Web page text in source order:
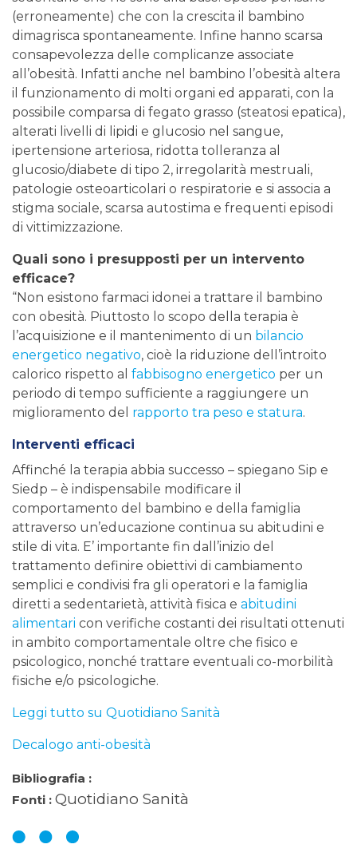
(erroneamente) che con la crescita il bambino
dimagrisca spontaneamente. Infine hanno scarsa
consapevolezza delle complicanze associate
all’obesità. Infatti anche nel bambino l’obesità altera
il funzionamento di molti organi ed apparati, con la
possibile comparsa di fegato grasso (steatosi epatica),
alterati livelli di lipidi e glucosio nel sangue,
ipertensione arteriosa, ridotta tolleranza al
glucosio/diabete di tipo 2, irregolarità mestruali,
patologie osteoarticolari o respiratorie e si associa a
stigma sociale, scarsa autostima e frequenti episodi
di vittimizzazione.
Quali sono i presupposti per un intervento
efficace?
“Non esistono farmaci idonei a trattare il bambino
con obesità. Piuttosto lo scopo della terapia è
l’acquisizione e il mantenimento di un bilancio
energetico negativo, cioè la riduzione dell’introito
calorico rispetto al fabbisogno energetico per un
periodo di tempo sufficiente a raggiungere un
miglioramento del rapporto tra peso e statura.
Interventi efficaci
Affinché la terapia abbia successo – spiegano Sip e
Siedp – è indispensabile modificare il
comportamento del bambino e della famiglia
attraverso un’educazione continua su abitudini e
stile di vita. E’ importante fin dall’inizio del
trattamento definire obiettivi di cambiamento
semplici e condivisi fra gli operatori e la famiglia
diretti a sedentarietà, attività fisica e abitudini
alimentari con verifiche costanti dei risultati ottenuti
in ambito comportamentale oltre che fisico e
psicologico, nonché trattare eventuali co-morbilità
fisiche e/o psicologiche.
Leggi tutto su Quotidiano Sanità
Decalogo anti-obesità
Bibliografia :
Fonti : Quotidiano Sanità